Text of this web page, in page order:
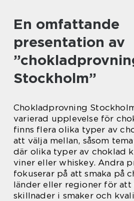
En omfattande
presentation av
Stockholm”
Chokladprovning
varierad upplevelse för
finns flera olika typer av
att välja mellan, såsom
där olika typer av choklad
viner eller whiskey. Andra
fokuserar på att smaka på
länder eller regioner för att
skillnader i smaker och